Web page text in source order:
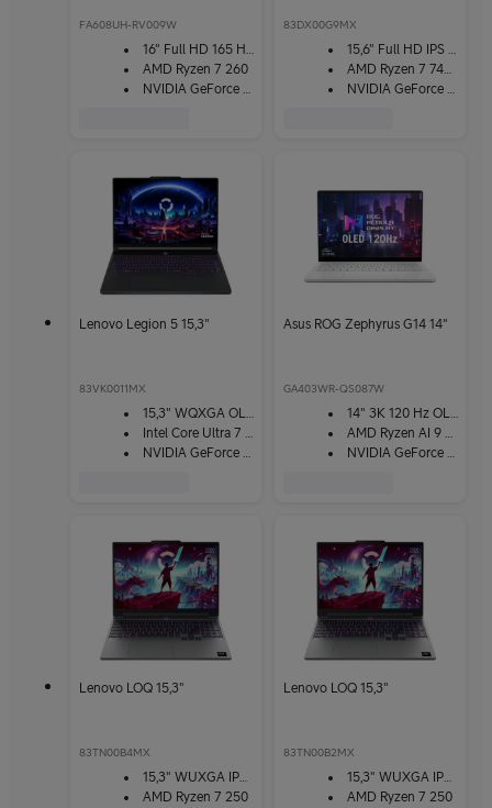
FA608UH-RV009W
16" Full HD 165 Hz -näyttö
AMD Ryzen 7 260
NVIDIA GeForce RTX 5050
83DX00G9MX
15,6" Full HD IPS -näyttö
AMD Ryzen 7 7445HS
NVIDIA GeForce RTX 3050
Lenovo Legion 5 15,3"
83VK0011MX
15,3" WQXGA OLED -näyttö
Intel Core Ultra 7 251HX
NVIDIA GeForce RTX 5070
Asus ROG Zephyrus G14 14"
GA403WR-QS087W
14" 3K 120 Hz OLED -näyttö
AMD Ryzen AI 9 HX 370
NVIDIA GeForce RTX 5070Ti
Lenovo LOQ 15,3"
83TN00B4MX
15,3" WUXGA IPS -näyttö
AMD Ryzen 7 250
Lenovo LOQ 15,3"
83TN00B2MX
15,3" WUXGA IPS -näyttö
AMD Ryzen 7 250